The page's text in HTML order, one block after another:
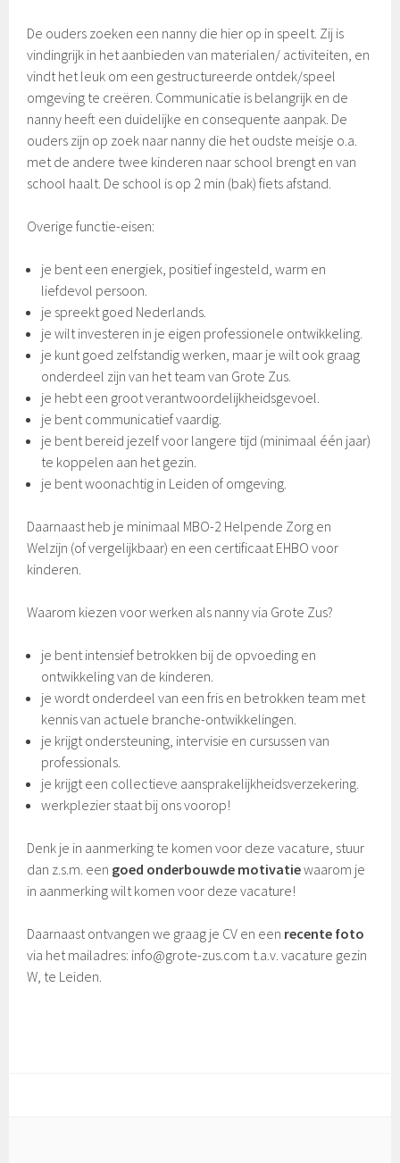
De ouders zoeken een nanny die hier op in speelt. Zij is
vindingrijk in het aanbieden van materialen/ activiteiten, en
vindt het leuk om een gestructureerde ontdek/speel
omgeving te creëren. Communicatie is belangrijk en de
nanny heeft een duidelijke en consequente aanpak. De
ouders zijn op zoek naar nanny die het oudste meisje o.a.
met de andere twee kinderen naar school brengt en van
school haalt. De school is op 2 min (bak) fiets afstand.
Overige functie-eisen:
je bent een energiek, positief ingesteld, warm en
liefdevol persoon.
je spreekt goed Nederlands.
je wilt investeren in je eigen professionele ontwikkeling.
je kunt goed zelfstandig werken, maar je wilt ook graag
onderdeel zijn van het team van Grote Zus.
je hebt een groot verantwoordelijkheidsgevoel.
je bent communicatief vaardig.
je bent bereid jezelf voor langere tijd (minimaal één jaar)
te koppelen aan het gezin.
je bent woonachtig in Leiden of omgeving.
Daarnaast heb je minimaal MBO-2 Helpende Zorg en
Welzijn (of vergelijkbaar) en een certificaat EHBO voor
kinderen.
Waarom kiezen voor werken als nanny via Grote Zus?
je bent intensief betrokken bij de opvoeding en
ontwikkeling van de kinderen.
je wordt onderdeel van een fris en betrokken team met
kennis van actuele branche-ontwikkelingen.
je krijgt ondersteuning, intervisie en cursussen van
professionals.
je krijgt een collectieve aansprakelijkheidsverzekering.
werkplezier staat bij ons voorop!
Denk je in aanmerking te komen voor deze vacature, stuur
dan z.s.m. een goed onderbouwde motivatiewaarom je
in aanmerking wilt komen voor deze vacature!
Daarnaast ontvangen we graag je CV en een recente foto
via het mailadres: info@grote-zus.com t.a.v. vacature gezin
W, te Leiden.